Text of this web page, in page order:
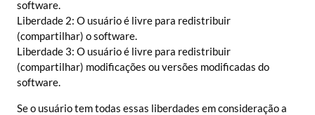
software.
Liberdade 2: O usuário é livre para redistribuir
(compartilhar) o software.
Liberdade 3: O usuário é livre para redistribuir
(compartilhar) modificações ou versões modificadas do
software.
Se o usuário tem todas essas liberdades em consideração a